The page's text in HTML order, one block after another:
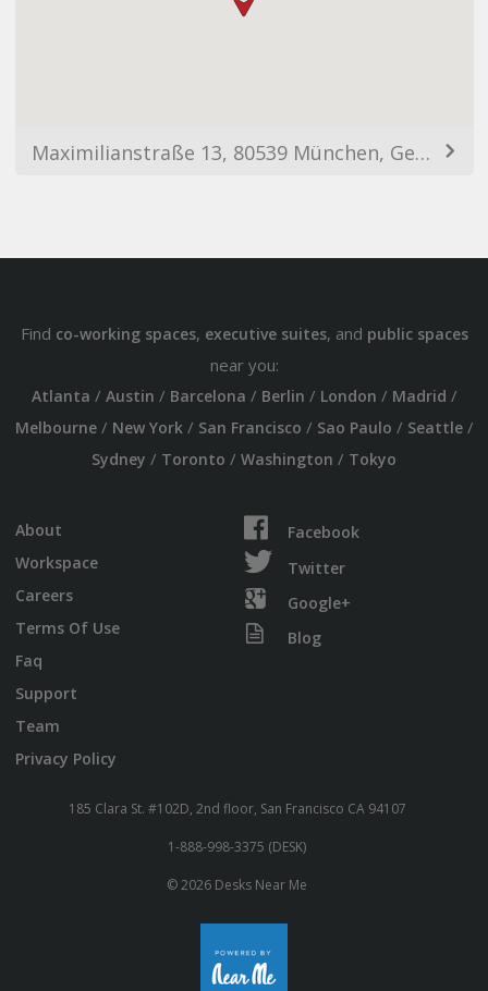
Maximilianstraße 13, 80539 München, Germany
Find co-working spaces, executive suites, and public spaces
near you:
Atlanta / Austin / Barcelona / Berlin / London / Madrid /
Melbourne/ New York/ San Francisco / Sao Paulo / Seattle/
Sydney / Toronto / Washington / Tokyo
About
Workspace
Careers
Terms Of Use
Faq
Support
Team
Privacy Policy
Facebook
Twitter
Google+
Blog
185 Clara St. #102D, 2nd floor, San Francisco CA 94107
1-888-998-3375 (DESK)
© 2026 Desks Near Me